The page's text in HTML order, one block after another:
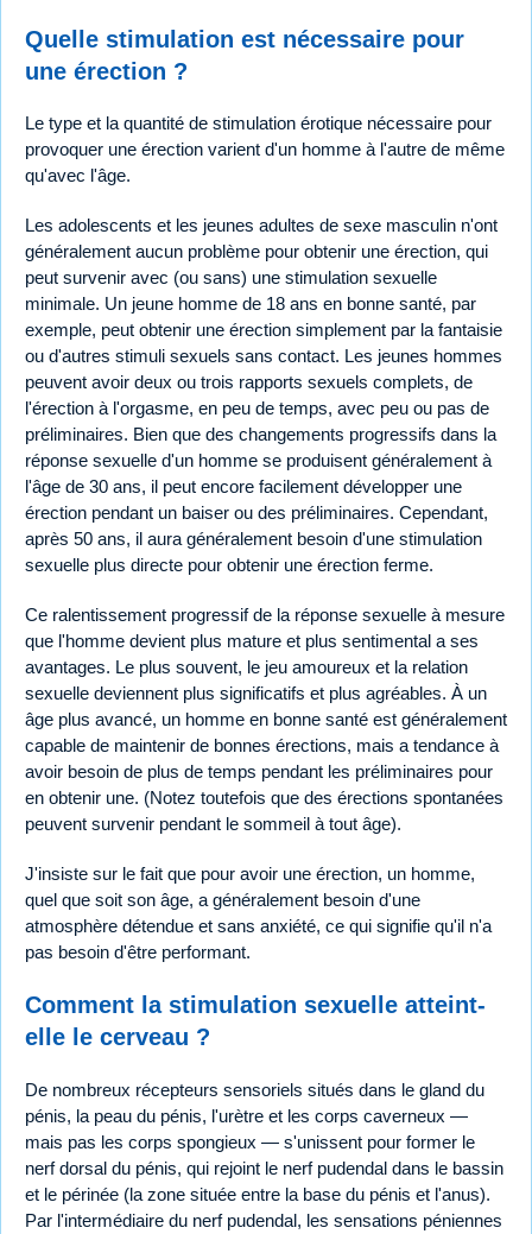
Quelle stimulation est nécessaire pour
une érection ?
Le type et la quantité de stimulation érotique nécessaire pour
provoquer une érection varient d'un homme à l'autre de même
qu'avec l'âge.
Les adolescents et les jeunes adultes de sexe masculin n'ont
généralement aucun problème pour obtenir une érection, qui
peut survenir avec (ou sans) une stimulation sexuelle
minimale. Un jeune homme de 18 ans en bonne santé, par
exemple, peut obtenir une érection simplement par la fantaisie
ou d'autres stimuli sexuels sans contact. Les jeunes hommes
peuvent avoir deux ou trois rapports sexuels complets, de
l'érection à l'orgasme, en peu de temps, avec peu ou pas de
préliminaires. Bien que des changements progressifs dans la
réponse sexuelle d'un homme se produisent généralement à
l'âge de 30 ans, il peut encore facilement développer une
érection pendant un baiser ou des préliminaires. Cependant,
après 50 ans, il aura généralement besoin d'une stimulation
sexuelle plus directe pour obtenir une érection ferme.
Ce ralentissement progressif de la réponse sexuelle à mesure
que l'homme devient plus mature et plus sentimental a ses
avantages. Le plus souvent, le jeu amoureux et la relation
sexuelle deviennent plus significatifs et plus agréables. À un
âge plus avancé, un homme en bonne santé est généralement
capable de maintenir de bonnes érections, mais a tendance à
avoir besoin de plus de temps pendant les préliminaires pour
en obtenir une. (Notez toutefois que des érections spontanées
peuvent survenir pendant le sommeil à tout âge).
J'insiste sur le fait que pour avoir une érection, un homme,
quel que soit son âge, a généralement besoin d'une
atmosphère détendue et sans anxiété, ce qui signifie qu'il n'a
pas besoin d'être performant.
Comment la stimulation sexuelle atteint-
elle le cerveau ?
De nombreux récepteurs sensoriels situés dans le gland du
pénis, la peau du pénis, l'urètre et les corps caverneux —
mais pas les corps spongieux — s'unissent pour former le
nerf dorsal du pénis, qui rejoint le nerf pudendal dans le bassin
et le périnée (la zone située entre la base du pénis et l'anus).
Par l'intermédiaire du nerf pudendal, les sensations péniennes